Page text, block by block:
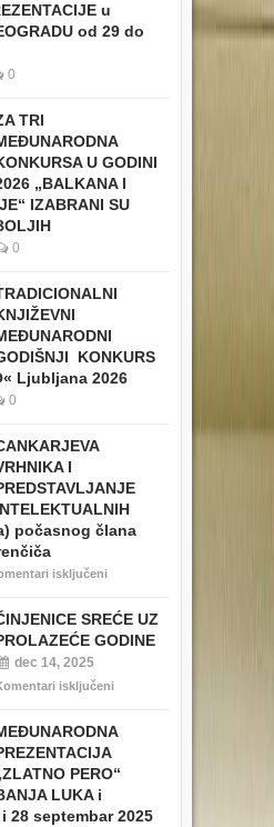
u
od 29 do
0
TRI
U GODINI
„BALKANA I
IZABRANI SU
0
KONKURS
Ljubljana 2026
0
I
počasnog člana
isključeni
SREĆE UZ
GODINE
dec 14, 2025
isključeni
PERO“
LUKA i
28 septembar 2025